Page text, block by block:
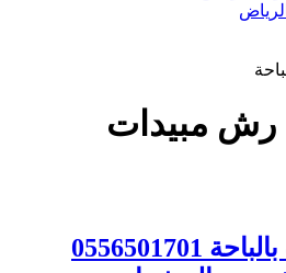
مبيدات
شركة رش مبيدات بالباحة 0556501701